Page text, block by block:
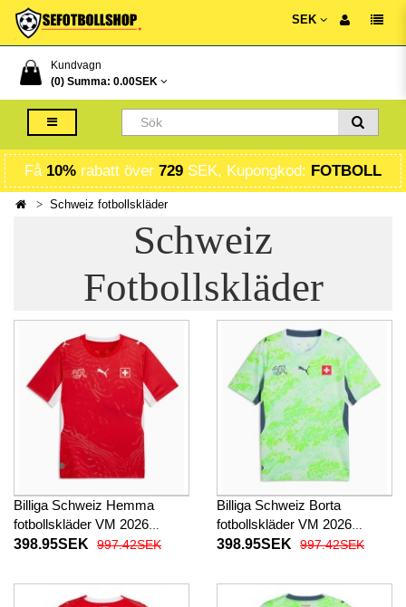
SEK
Kundvagn
(0) Summa: 0.00SEK
Få 10% rabatt över 729 SEK, Kupongkod: FOTBOLL
Schweiz fotbollskläder
Schweiz
Fotbollskläder
Billiga Schweiz Hemma
fotbollskläder VM 2026
Kortärmad
398.95SEK 997.42SEK
Billiga Schweiz Borta
fotbollskläder VM 2026
Kortärmad
398.95SEK 997.42SEK